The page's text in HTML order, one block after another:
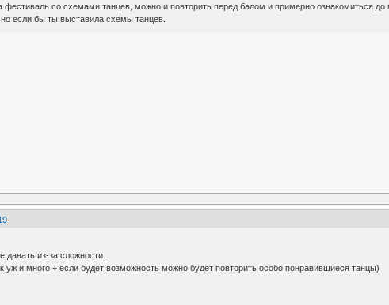
со схемами танцев, можно и повторить перед балом и примерно ознакомиться до
если бы ты выставила схемы танцев.
давать из-за сложности.
уж и много + если будет возможность можно будет повторить особо понравившиеся танцы)